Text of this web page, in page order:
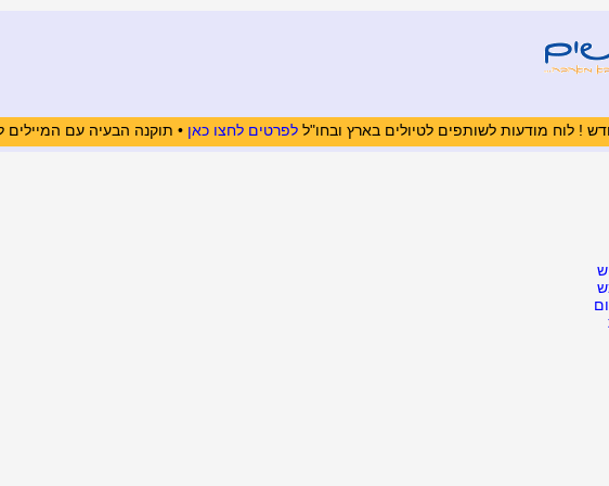
! לוח מודעות לשותפים לטיולים בארץ ובחו"ללפרטים לחצו כאן • תוקנה הבעיה עם